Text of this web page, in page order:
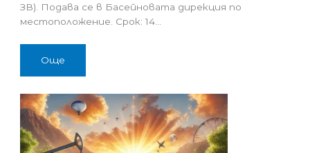
ЗВ). Подава се в Басейновата дирекция по
местоположение. Срок: 14…
Още